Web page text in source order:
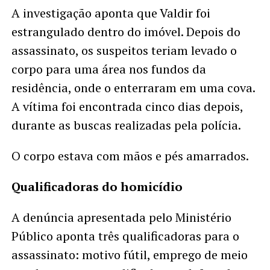
A investigação aponta que Valdir foi
estrangulado dentro do imóvel. Depois do
assassinato, os suspeitos teriam levado o
corpo para uma área nos fundos da
residência, onde o enterraram em uma cova.
A vítima foi encontrada cinco dias depois,
durante as buscas realizadas pela polícia.
O corpo estava com mãos e pés amarrados.
Qualificadoras do homicídio
A denúncia apresentada pelo Ministério
Público aponta três qualificadoras para o
assassinato: motivo fútil, emprego de meio